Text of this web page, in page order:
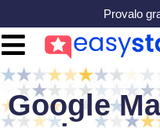
Provalo
Google